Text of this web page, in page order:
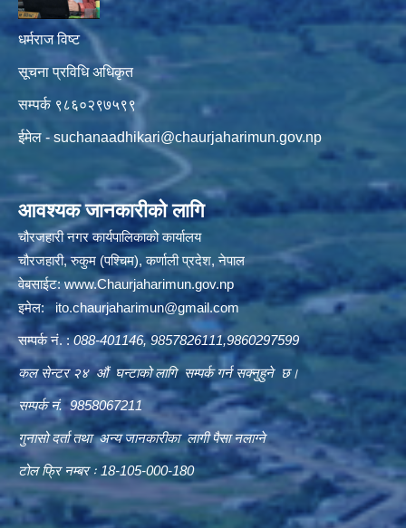
धर्मराज विष्ट
सूचना प्रविधि अधिकृत
सम्पर्क ९८६०२९७५९९
ईमेल -suchanaadhikari@chaurjaharimun.gov.np
आवश्यक जानकारीको लागि
चौरजहारी नगर कार्यपालिकाको कार्यालय
चौरजहारी, रुकुम (पश्चिम), कर्णाली प्रदेश, नेपाल
वेबसाईट:www.Chaurjaharimun.gov.np
इमेल: ito.chaurjaharimun@gmail.com
सम्पर्क नं. :088-401146, 9857826111,9860297599
कल सेन्टर २४ औं घन्टाको लागि सम्पर्क गर्न सक्नुहुने छ।
सम्पर्क नं. 9858067211
गुनासो दर्ता तथा अन्य जानकारीका लागी पैसा नलाग्ने
टोल फ्रि नम्बर ः 18-105-000-180